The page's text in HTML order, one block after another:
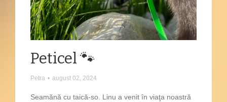
Peticel 🐾
Petra • august 02, 2024
Seamănă cu taică-so. Linu a venit în viaţa noastră